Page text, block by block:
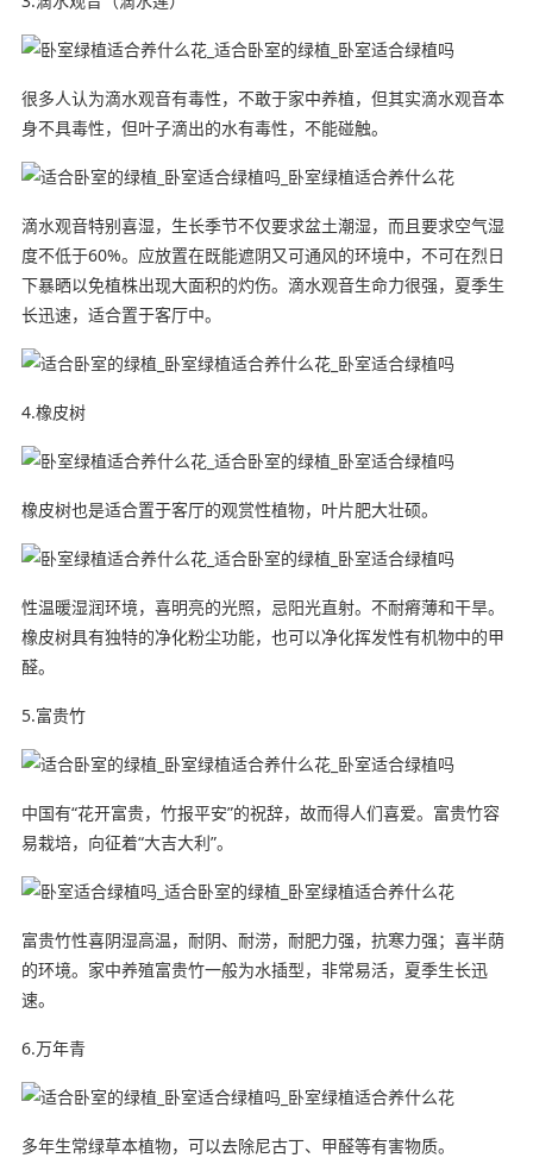
很多人认为滴水观音有毒性，不敢于家中养植，但其实滴水观音本
身不具毒性，但叶子滴出的水有毒性，不能碰触。
滴水观音特别喜湿，生长季节不仅要求盆土潮湿，而且要求空气湿
度不低于60%。应放置在既能遮阴又可通风的环境中，不可在烈日
下暴晒以免植株出现大面积的灼伤。滴水观音生命力很强，夏季生
长迅速，适合置于客厅中。
4.橡皮树
橡皮树也是适合置于客厅的观赏性植物，叶片肥大壮硕。
性温暖湿润环境，喜明亮的光照，忌阳光直射。不耐瘠薄和干旱。
橡皮树具有独特的净化粉尘功能，也可以净化挥发性有机物中的甲
醛。
5.富贵竹
中国有“花开富贵，竹报平安”的祝辞，故而得人们喜爱。富贵竹容
易栽培，向征着“大吉大利”。
富贵竹性喜阴湿高温，耐阴、耐涝，耐肥力强，抗寒力强；喜半荫
的环境。家中养殖富贵竹一般为水插型，非常易活，夏季生长迅
速。
6.万年青
多年生常绿草本植物，可以去除尼古丁、甲醛等有害物质。